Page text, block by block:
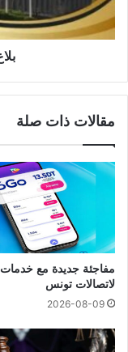
مقالات ذات صلة
مفاجئة جديدة مع خدمات
لاتصالات تونس
2026-08-09